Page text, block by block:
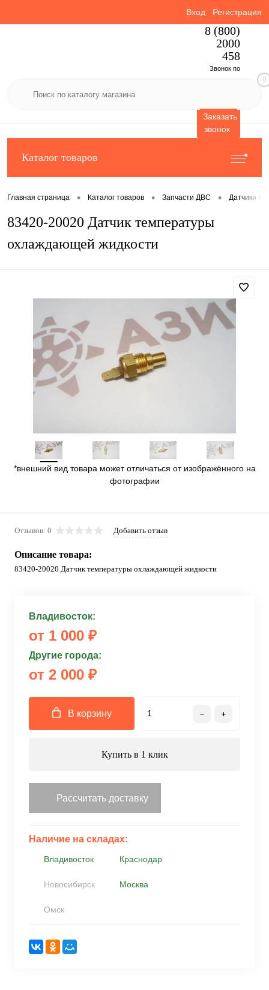
Вход Регистрация
8 (800)
2000
458
Звонок по
Заказать
звонок
0
Каталог товаров
Главная страница • Каталог товаров • Запчасти ДВС • Датчики
83420-20020 Датчик температуры
охлаждающей жидкости
*внешний вид товара может отличаться от изображённого на
фотографии
Отзывов: 0 Добавить отзыв
Описание товара:
83420-20020 Датчик температуры охлаждающей жидкости
Владивосток:
от 1 000 ₽
Другие города:
от 2 000 ₽
В корзину
Купить в 1 клик
Рассчитать доставку
Наличие на складах:
Владивосток Краснодар
Новосибирск Москва
Омск